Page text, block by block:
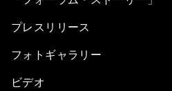
プレスリリース
フォトギャラリー
ビデオ